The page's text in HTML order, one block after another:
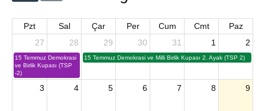
Pzt Sal Çar Per Cum Cmt
Paz
27
15 Temmuz Demokrasi
ve Birlik Kupası (TSP
-2)
28 29
15 Temmuz Demokrasi ve Milli Birlik Kupası 2. Ayak (TSP 2)
30 31 1 2
3 4 5 6 7 8 9